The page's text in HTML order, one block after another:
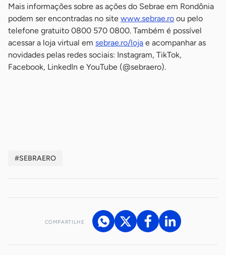
Mais informações sobre as ações do Sebrae em Rondônia
podem ser encontradas no site www.sebrae.ro ou pelo
telefone gratuito 0800 570 0800. Também é possível
acessar a loja virtual em sebrae.ro/loja e acompanhar as
novidades pelas redes sociais: Instagram, TikTok,
Facebook, LinkedIn e YouTube (@sebraero).
#SEBRAERO
COMPARTILHE